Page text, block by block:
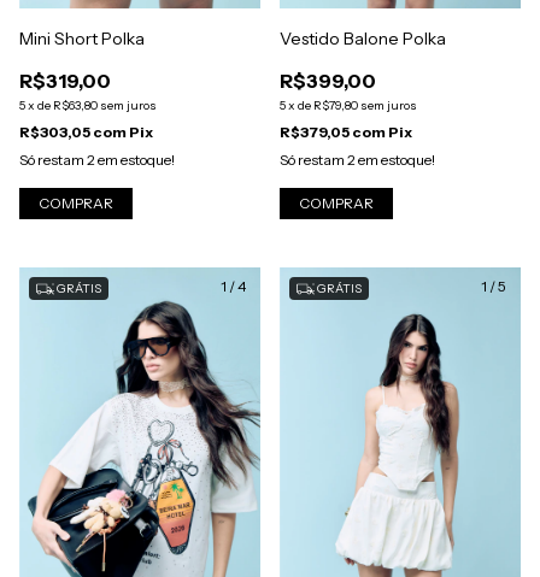
Mini Short Polka
R$319,00
5x de R$63,80 sem juros
R$303,05 com Pix
Só restam 2em estoque!
COMPRAR
Vestido Balone Polka
R$399,00
5x de R$79,80 sem juros
R$379,05 com Pix
Só restam 2 em estoque!
COMPRAR
1 /4
GRÁTIS 1 /5
GRÁTIS